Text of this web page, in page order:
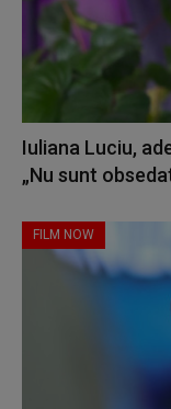
Iuliana Luciu,
„Nu sunt
FILM NOW